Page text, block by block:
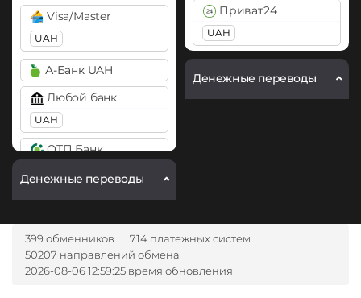
Ethereum Classic (ETC)
KuCoin Token (KCS)
Litecoin (LTC)
Monero (XMR)
PancakeSwap (CAKE)
Pax Dollar (USDP)
Pol (ex-MATIC)
POL
Ripple (XRP)
Visa/Master
UAH
А-Банк UAH
Любой банк
UAH
ОТП Банк
Ощадбанк UAH
UAH
Денежные переводы
Ethereum (ETH)
ERC20
Filecoin (FIL)
Lido DAO (LDO)
Приват24
UAH
Денежные переводы
399 обменников
714 платежных систем
50207 направлений обмена
2026-08-06 12:59:25 время обновления